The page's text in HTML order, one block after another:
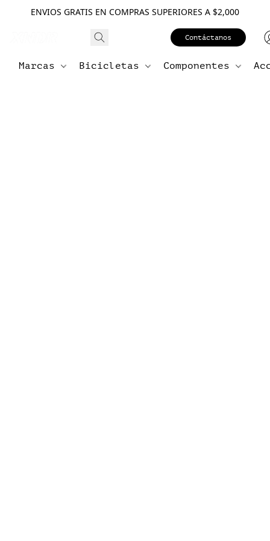
ENVIOS GRATIS EN COMPRAS SUPERIORES A $2,000
Contáctanos
Marcas Bicicletas Componentes